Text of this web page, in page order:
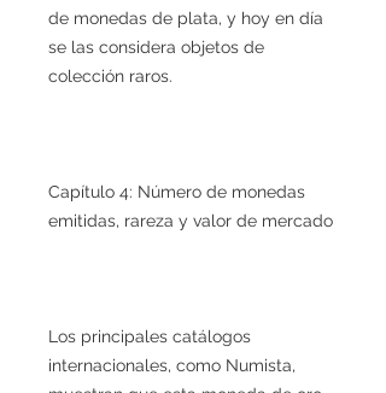
de monedas de plata, y hoy en día
se las considera objetos de
colección raros.
Capítulo 4: Número de monedas
emitidas, rareza y valor de mercado
Los principales catálogos
internacionales, como Numista,